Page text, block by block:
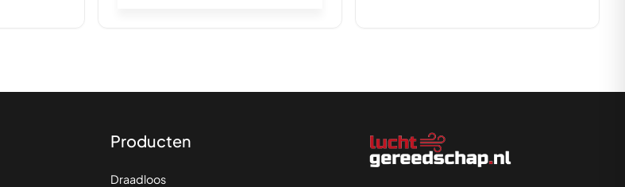
Producten
Draadloos